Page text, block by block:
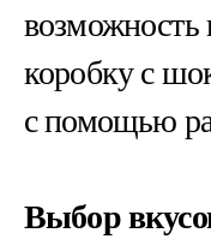
возможность
коробку с
с помощью
Выбор